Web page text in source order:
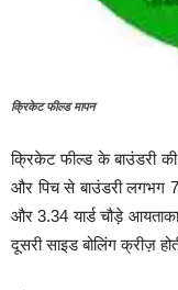
क्रिकेट फील्ड मापन
क्रिकेट फील्ड के बाउंडरी
और पिच से बाउंडरी लगभग
और 3.34 यार्ड चौड़े
दूसरी साइड बोलिंग क्रीज़